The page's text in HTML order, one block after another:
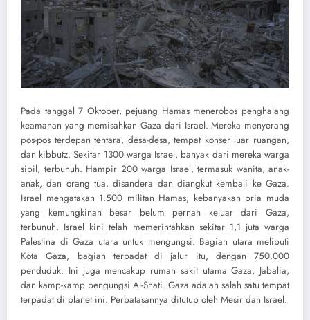
Pada tanggal 7 Oktober, pejuang Hamas menerobos penghalang
keamanan yang memisahkan Gaza dari Israel. Mereka menyerang
pos-pos terdepan tentara, desa-desa, tempat konser luar ruangan,
dan kibbutz. Sekitar 1300 warga Israel, banyak dari mereka warga
sipil, terbunuh. Hampir 200 warga Israel, termasuk wanita, anak-
anak, dan orang tua, disandera dan diangkut kembali ke Gaza.
Israel mengatakan 1.500 militan Hamas, kebanyakan pria muda
yang kemungkinan besar belum pernah keluar dari Gaza,
terbunuh. Israel kini telah memerintahkan sekitar 1,1 juta warga
Palestina di Gaza utara untuk mengungsi. Bagian utara meliputi
Kota Gaza, bagian terpadat di jalur itu, dengan 750.000
penduduk. Ini juga mencakup rumah sakit utama Gaza, Jabalia,
dan kamp-kamp pengungsi Al-Shati. Gaza adalah salah satu tempat
terpadat di planet ini. Perbatasannya ditutup oleh Mesir dan Israel.